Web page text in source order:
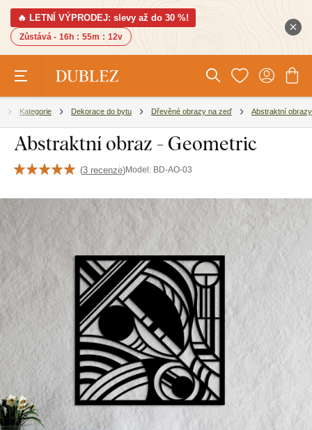
🔥 LETNÍ VÝPRODEJ: slevy až do 30 %!
Zůstává - 16h : 55m : 10v
Kategorie Dekorace do bytu Dřevěné obrazy na zeď Abstraktní obrazy
Abstraktní obraz - Geometric
(3 recenze)Model: BD-AO-03